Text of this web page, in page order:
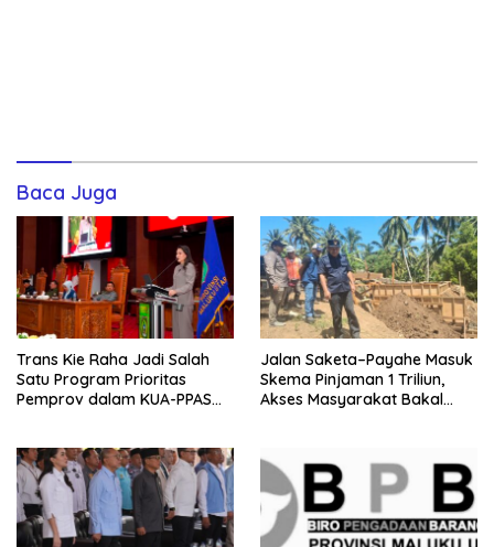
Baca Juga
Trans Kie Raha Jadi Salah
Satu Program Prioritas
Pemprov dalam KUA-PPAS
Jalan Saketa–Payahe Masuk
Skema Pinjaman 1 Triliun,
Akses Masyarakat Bakal